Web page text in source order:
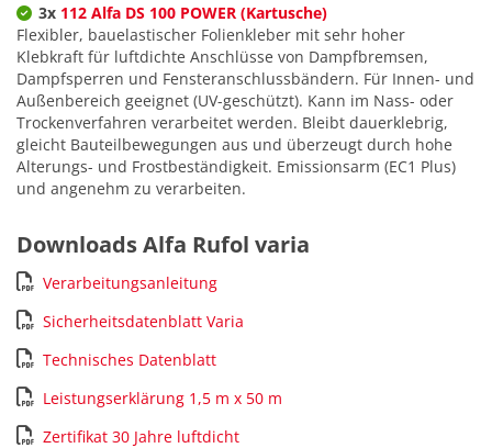
3x 112 Alfa DS 100 POWER (Kartusche)
Flexibler, bauelastischer Folienkleber mit sehr hoher
Klebkraft für luftdichte Anschlüsse von Dampfbremsen,
Dampfsperren und Fensteranschlussbändern. Für Innen- und
Außenbereich geeignet (UV-geschützt). Kann im Nass- oder
Trockenverfahren verarbeitet werden. Bleibt dauerklebrig,
gleicht Bauteilbewegungen aus und überzeugt durch hohe
Alterungs- und Frostbeständigkeit. Emissionsarm (EC1 Plus)
und angenehm zu verarbeiten.
Downloads Alfa Rufol varia
Verarbeitungsanleitung
Sicherheitsdatenblatt Varia
Technisches Datenblatt
Leistungserklärung 1,5 m x 50 m
Zertifikat 30 Jahre luftdicht